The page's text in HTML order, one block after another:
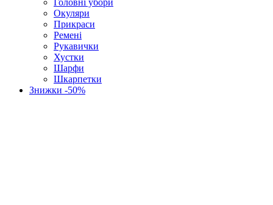
Головні убори
Окуляри
Прикраси
Ремені
Рукавички
Хустки
Шарфи
Шкарпетки
Знижки -50%